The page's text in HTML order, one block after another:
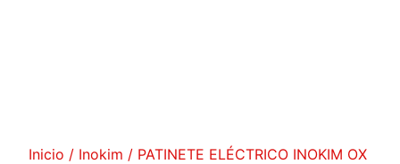
Inicio / Inokim / PATINETE ELÉCTRICO INOKIM OX